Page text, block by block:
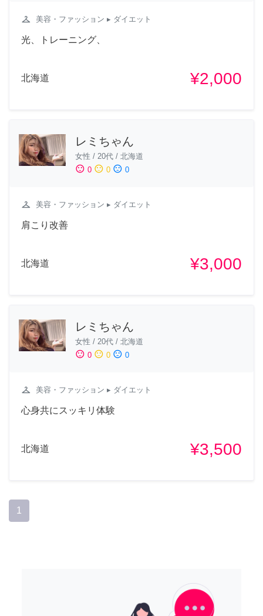
checkroom 美容・ファッション ▸ ダイエット
光、トレーニング、
北海道 ¥2,000
レミちゃん
女性 / 20代 / 北海道
sentiment_satisfied 0 sentiment_neutral 0 sentiment_dissatisfied 0
checkroom 美容・ファッション ▸ ダイエット
肩こり改善
北海道 ¥3,000
レミちゃん
女性 / 20代 / 北海道
sentiment_satisfied 0 sentiment_neutral 0 sentiment_dissatisfied 0
checkroom 美容・ファッション ▸ ダイエット
心身共にスッキリ体験
北海道 ¥3,500
1